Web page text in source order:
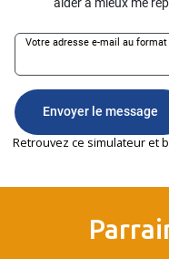
Retrouvez ce simulateur et